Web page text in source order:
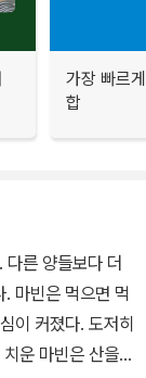
가장 빠르
합
른 양들보다 더
마빈은 먹으면 먹
이 커졌다. 도저히
운 마빈은 산을